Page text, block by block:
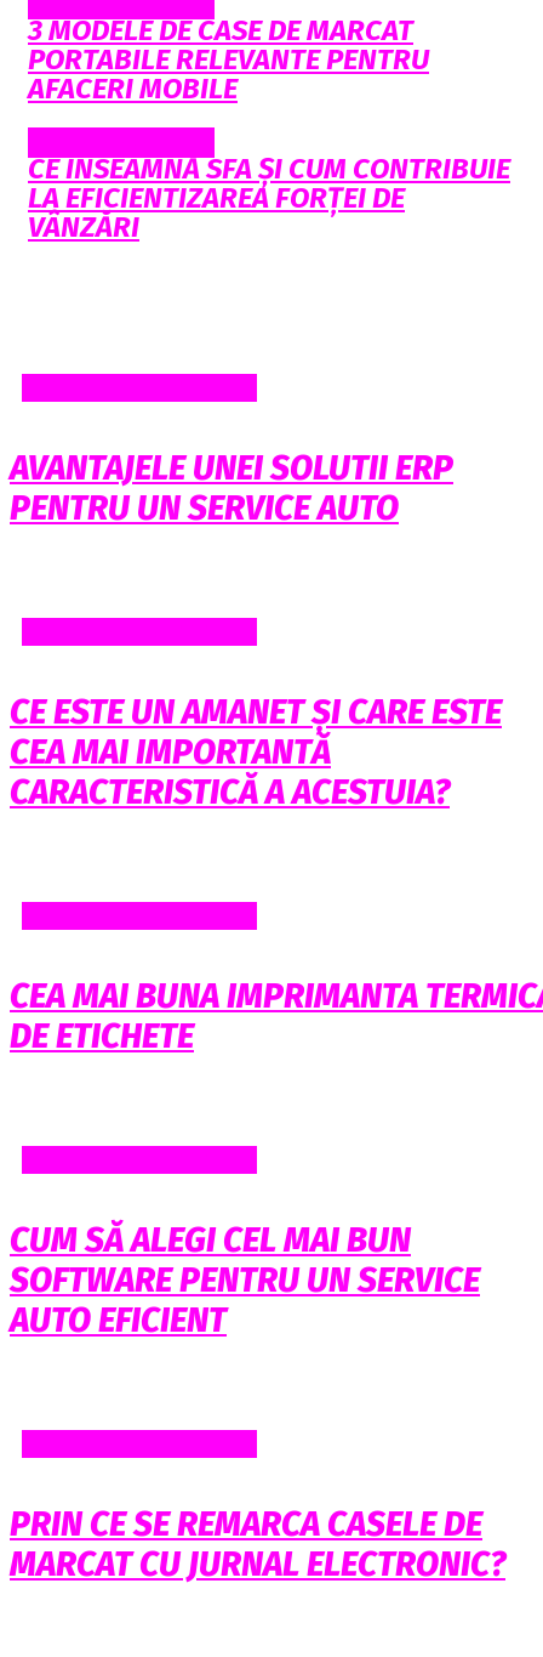
3 MODELE DE CASE DE MARCAT
PORTABILE RELEVANTE PENTRU
AFACERI MOBILE
CE ÎNSEAMNĂ SFA ȘI CUM CONTRIBUIE
LA EFICIENTIZAREA FORȚEI DE
VÂNZĂRI
AVANTAJELE UNEI SOLUTII ERP
PENTRU UN SERVICE AUTO
CE ESTE UN AMANET ȘI CARE ESTE
CEA MAI IMPORTANTĂ
CARACTERISTICĂ A ACESTUIA?
CEA MAI BUNA IMPRIMANTA
DE ETICHETE
CUM SĂ ALEGI CEL MAI BUN
SOFTWARE PENTRU UN SERVICE
AUTO EFICIENT
PRIN CE SE REMARCA CASELE DE
MARCAT CU JURNAL ELECTRONIC?